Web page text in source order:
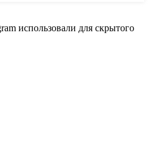
использовали для скрытого